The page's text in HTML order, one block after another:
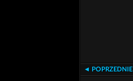
◄ POPRZEDNIE